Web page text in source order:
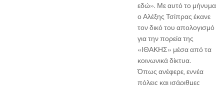
εδώ». Με αυτό το μήνυμα
ο Αλέξης Τσίπρας έκανε
τον δικό του απολογισμό
για την πορεία της
«ΙΘΑΚΗΣ» μέσα από τα
κοινωνικά δίκτυα.
Όπως ανέφερε, εννέα
πόλεις και ισάριθμες